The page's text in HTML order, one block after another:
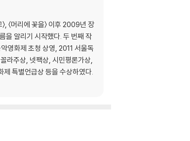
〈머리에 꽃을〉 이후 2009년 장
을 알리기 시작했다. 두 번째 작
영화제 초청 상영, 2011 서울독
라주상, 넷팩상, 시민평론가상,
특별언급상 등을 수상하였다.